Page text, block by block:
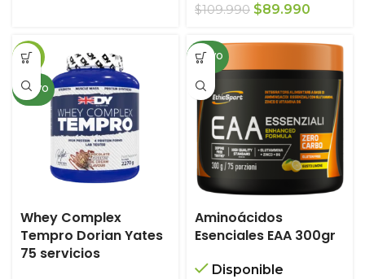
$109.990 El
original
$89.990
actual
$89.990.
-13%
NUEVO
Whey Complex
Tempro Dorian Yates
75 servicios
NUEVO
Aminoácidos
Esenciales EAA 300gr
Disponible